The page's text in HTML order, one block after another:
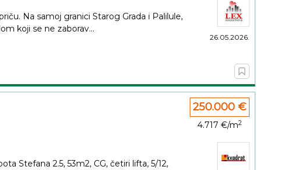
Na samoj granici Starog Grada i Palilule,
koji se ne zaborav...
26.05.2026.
Stefana 2.5, 53m2, CG, četiri lifta, 5/12,
250.000 €
4.717 €/m2